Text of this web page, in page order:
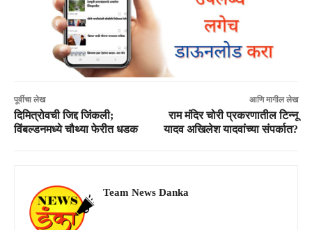
पूर्वीचा लेख
दिमित्रोवची जिद्द जिंकली;
विंबल्डनमध्ये चौथ्या फेरीत धडक
आणि मागील लेख
राम मंदिर चोरी प्रकरणातील टिन्नू
यादव अखिलेश यादवांच्या संपर्कात?
Team News Danka